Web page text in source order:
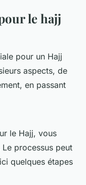
le hajj
pour un Hajj
aspects, de
en passant
le Hajj, vous
processus peut
quelques étapes